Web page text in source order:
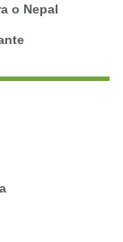
o Nepal